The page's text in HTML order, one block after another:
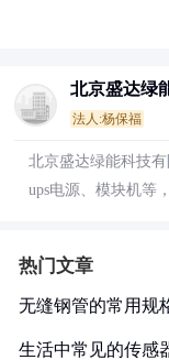
北京盛达绿
法人:杨保福
北京盛达绿能科技
ups电源、模块机等
热门文章
无缝钢管的常用规
生活中常见的传感